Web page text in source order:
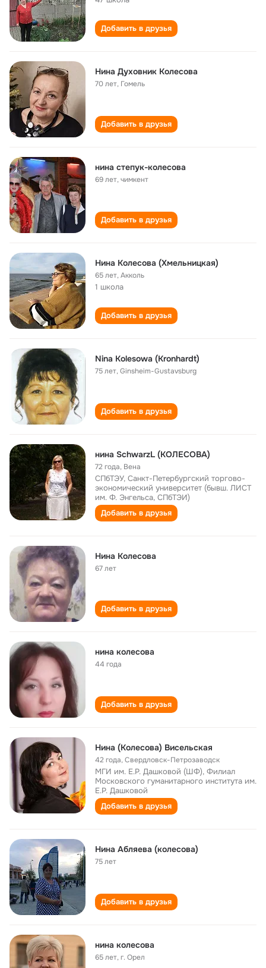
Добавить в друзья
Нина Духовник Колесова
70 лет, Гомель
Добавить в друзья
нина степук-колесова
69 лет,чимкент
Добавить в друзья
Нина Колесова (Хмельницкая)
65 лет,Акколь
1 школа
Добавить в друзья
Nina Kolesowa (Kronhardt)
75 лет,Ginsheim-Gustavsburg
Добавить в друзья
нина SchwarzL (КОЛЕСОВА)
72 года, Вена
СПбТЭУ, Санкт-Петербургский торгово-
экономический университет (бывш. ЛИСТ
им. Ф. Энгельса, СПбТЭИ)
Добавить в друзья
Нина Колесова
67 лет
Добавить в друзья
нина колесова
44 года
Добавить в друзья
Нина (Колесова) Висельская
42 года,Свердловск-Петрозаводск
МГИ им. Е.Р. Дашковой (ШФ), Филиал
Московского гуманитарного института им.
Е.Р. Дашковой
Добавить в друзья
Нина Абляева (колесова)
75 лет
Добавить в друзья
нина колесова
65 лет,г. Орел